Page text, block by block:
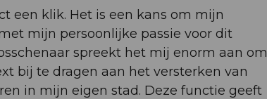
een klik. Het is een kans om mijn
mijn persoonlijke passie voor dit
spreekt het mij enorm aan om
bij te dragen aan het versterken van
in mijn eigen stad. Deze functie geeft